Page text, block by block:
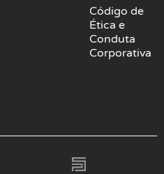
Código de
Ética e
Conduta
Corporativa